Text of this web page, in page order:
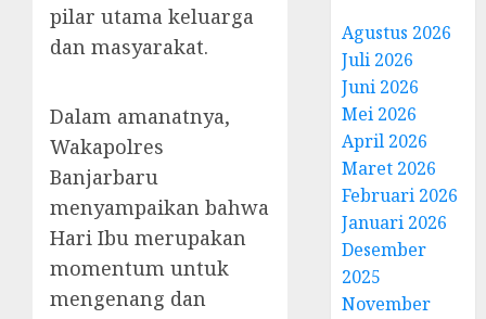
pilar utama keluarga
dan masyarakat.
Dalam amanatnya,
Wakapolres
Banjarbaru
menyampaikan bahwa
Hari Ibu merupakan
momentum untuk
mengenang dan
Agustus 2026
Juli 2026
Juni 2026
Mei 2026
April 2026
Maret 2026
Februari 2026
Januari 2026
Desember
2025
November